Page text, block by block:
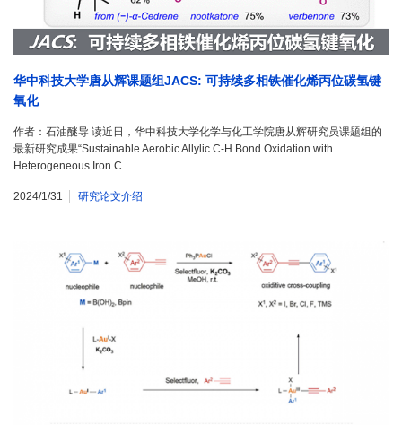
华中科技大学唐从辉课题组JACS: 可持续多相铁催化烯丙位碳氢键
氧化
作者：石油醚导 读近日，华中科技大学化学与化工学院唐从辉研究员课题组的
最新研究成果“Sustainable Aerobic Allylic C-H Bond Oxidation with
Heterogeneous Iron C…
2024/1/31 研究论文介绍